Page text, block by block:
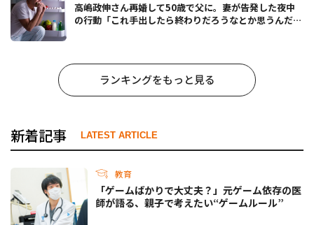
高嶋政伸さん再婚して50歳で父に。妻が告発した夜中
の行動「これ手出したら終わりだろうなとか思うんだけ
ランキングをもっと見る
新着記事 LATEST ARTICLE
教育
「ゲームばかりで大丈夫？」元ゲーム依存の医
師が語る、親子で考えたい“ゲームルール”